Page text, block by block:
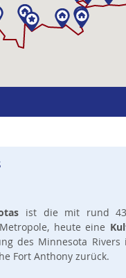
ist die mit rund
heute eine
des Minnesota
Fort Anthony zurück.